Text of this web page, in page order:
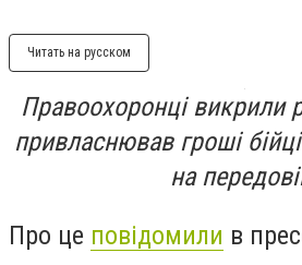
Читать на русском
Правоохоронці викрили
привласнював гроші
на
Про це повідомили в